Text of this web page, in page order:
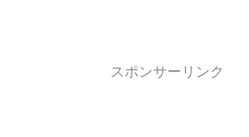
スポンサーリンク